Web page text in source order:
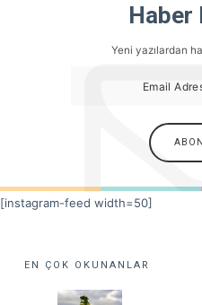
Haber
Yeni yazılardan
[instagram-feed width=50]
EN ÇOK OKUNANLAR